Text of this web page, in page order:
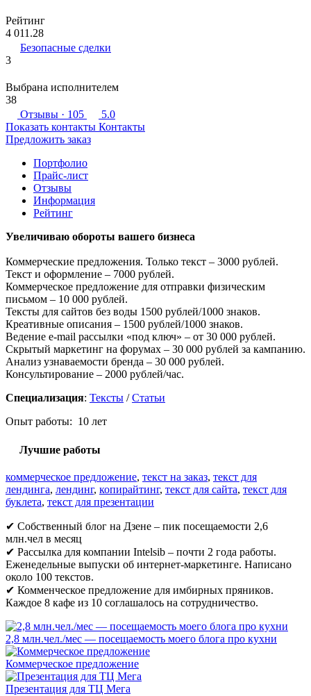
Рейтинг
4 011.28
Безопасные сделки
3
Выбрана исполнителем
38
Отзывы · 105
5.0
Показать контакты Контакты
Предложить заказ
Портфолио
Прайс-лист
Отзывы
Информация
Рейтинг
Увеличиваю обороты вашего бизнеса
Коммерческие предложения. Только текст – 3000 рублей.
Текст и оформление – 7000 рублей.
Коммерческое предложение для отправки физическим
письмом – 10 000 рублей.
Тексты для сайтов без воды 1500 рублей/1000 знаков.
Креативные описания – 1500 рублей/1000 знаков.
Ведение e-mail рассылки «под ключ» – от 30 000 рублей.
Скрытый маркетинг на форумах – 30 000 рублей за кампанию.
Анализ узнаваемости бренда – 30 000 рублей.
Консультирование – 2000 рублей/час.
Специализация: Тексты /Статьи
Опыт работы: 10 лет
Лучшие работы
коммерческое предложение, текст на заказ, текст для
лендинга, лендинг, копирайтинг, текст для сайта, текст для
буклета, текст для презентации
✔ Собственный блог на Дзене – пик посещаемости 2,6
млн.чел в месяц
✔ Рассылка для компании Intelsib – почти 2 года работы.
Еженедельные выпуски об интернет-маркетинге. Написано
около 100 текстов.
✔ Комменческое предложение для имбирных пряников.
Каждое 8 кафе из 10 соглашалось на сотрудничество.
2,8 млн.чел./мес — посещаемость моего блога про кухни
Коммерческое предложение
Презентация для ТЦ Мега